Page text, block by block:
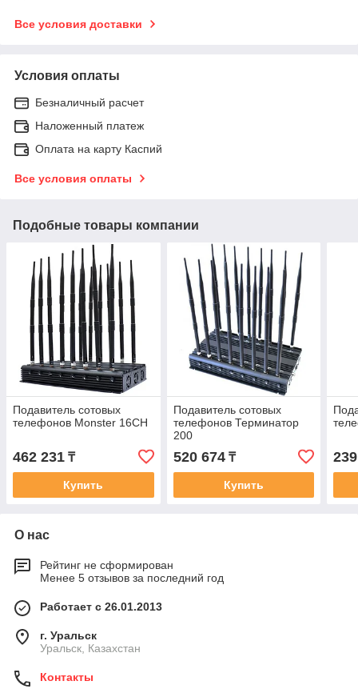
Все условия доставки
Условия оплаты
Безналичный расчет
Наложенный платеж
Оплата на карту Каспий
Все условия оплаты
Подобные товары компании
Подавитель сотовых
телефонов Monster 16CH
462 231 ₸
Купить
Подавитель сотовых
телефонов Терминатор
200
520 674₸
Купить
О нас
Рейтинг не сформирован
Менее 5 отзывов за последний год
Работает с 26.01.2013
г. Уральск
Уральск, Казахстан
Контакты